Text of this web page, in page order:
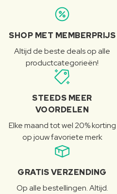
SHOP MET MEMBERPRIJS
Altijd de beste deals op alle
productcategorieën!
STEEDS MEER
VOORDELEN
Elke maand tot wel 20% korting
op jouw favoriete merk
GRATIS VERZENDING
Op alle bestellingen. Altijd.